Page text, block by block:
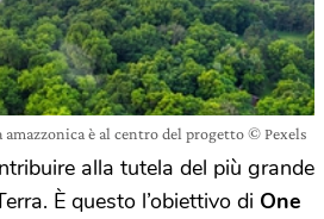
è al centro del progetto © Pexels
alla tutela del più grande
È questo l’obiettivo di One